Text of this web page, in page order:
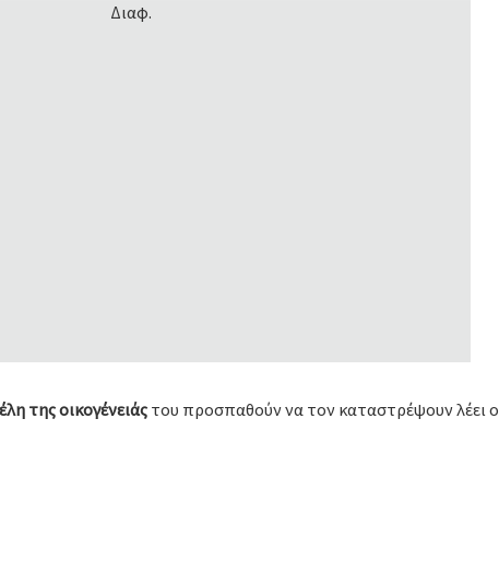
Διαφ.
της οικογένειάς του προσπαθούν να τον καταστρέψουν λέει ο